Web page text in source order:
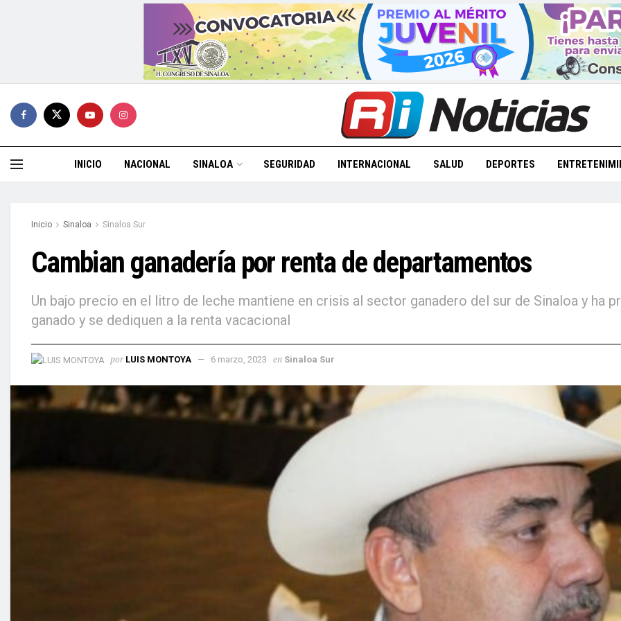
INICIO NACIONAL SINALOA SEGURIDAD INTERNACIONAL SALUD DEPORTES
Inicio Sinaloa Sinaloa Sur
Cambian ganadería por renta de departamentos
Un bajo precio en el litro de leche mantiene en crisis al sector ganadero del sur de Sinaloa y ha
ganado y se dediquen a la renta vacacional
por LUIS MONTOYA 6 marzo, 2023 en Sinaloa Sur